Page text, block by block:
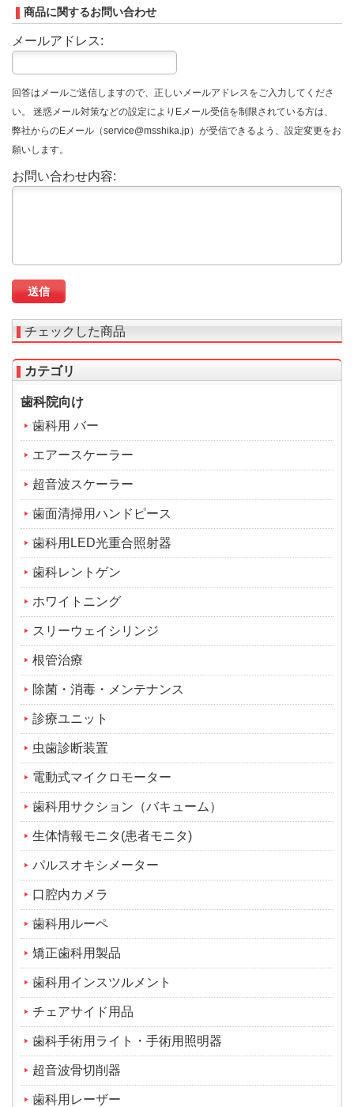
商品に関するお問い合わせ
メールアドレス:
回答はメールご送信しますので、正しいメールアドレスをご入力してくださ
い。 迷惑メール対策などの設定によりEメール受信を制限されている方は、
弊社からのEメール（service@msshika.jp）が受信できるよう、設定変更をお
願いします。
お問い合わせ内容:
チェックした商品
カテゴリ
歯科院向け
歯科用 バー
エアースケーラー
超音波スケーラー
歯面清掃用ハンドピース
歯科用LED光重合照射器
歯科レントゲン
ホワイトニング
スリーウェイシリンジ
根管治療
除菌・消毒・メンテナンス
診療ユニット
虫歯診断装置
電動式マイクロモーター
歯科用サクション（バキューム）
生体情報モニタ(患者モニタ)
パルスオキシメーター
口腔内カメラ
歯科用ルーペ
矯正歯科用製品
歯科用インスツルメント
チェアサイド用品
歯科手術用ライト・手術用照明器
超音波骨切削器
歯科用レーザー